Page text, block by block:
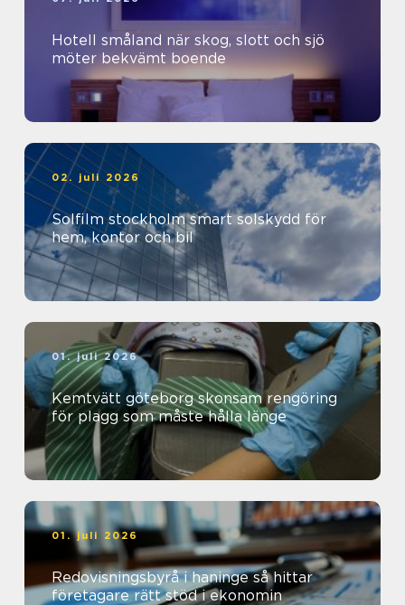
Hotell småland när skog, slott och sjö
möter bekvämt boende
02. juli 2026
Solfilm stockholm smart solskydd för
hem, kontor och bil
01. juli 2026
Kemtvätt göteborg skonsam rengöring
för plagg som måste hålla länge
01. juli 2026
Redovisningsbyrå i haninge så hittar
företagare rätt stöd i ekonomin